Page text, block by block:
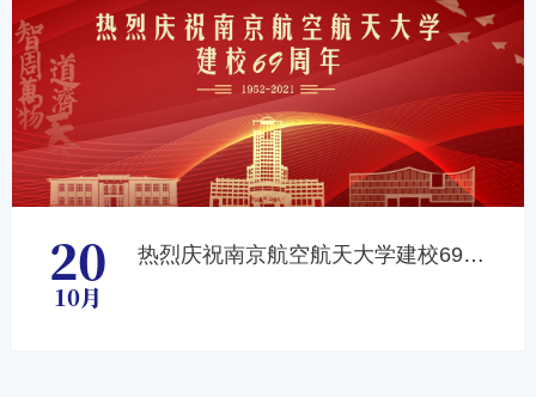
20
10月
热烈庆祝南京航空航天大学建校69周年